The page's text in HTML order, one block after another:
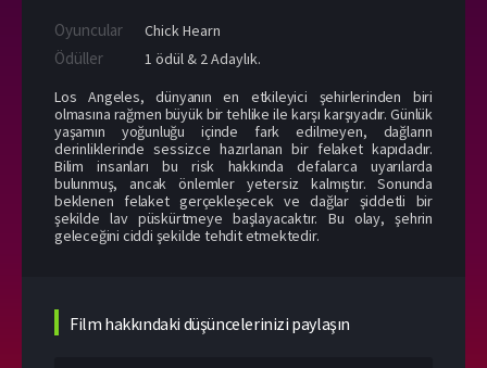
Oyuncular Chick Hearn
Ödüller
1 ödül & 2 Adaylık.
Los Angeles, dünyanın en etkileyici şehirlerinden biri
olmasına rağmen büyük bir tehlike ile karşı karşıyadır. Günlük
yaşamın yoğunluğu içinde fark edilmeyen, dağların
derinliklerinde sessizce hazırlanan bir felaket kapıdadır.
Bilim insanları bu risk hakkında defalarca uyarılarda
bulunmuş, ancak önlemler yetersiz kalmıştır. Sonunda
beklenen felaket gerçekleşecek ve dağlar şiddetli bir
şekilde lav püskürtmeye başlayacaktır. Bu olay, şehrin
geleceğini ciddi şekilde tehdit etmektedir.
Film hakkındaki düşüncelerinizi paylaşın